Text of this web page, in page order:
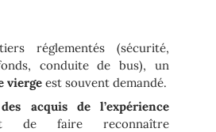
réglementés (sécurité,
conduite de bus), un
vierge est souvent demandé.
acquis de l’expérience
de faire reconnaître